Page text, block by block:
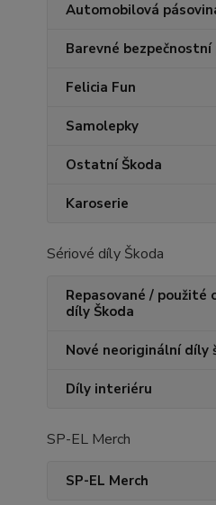
Automobilová
Barevné bezpečnostní
Felicia Fun
Samolepky
Ostatní Škoda
Karoserie
Sériové díly Škoda
Repasované / použité
díly Škoda
Nové neoriginální díly
Díly interiéru
SP-EL Merch
SP-EL Merch